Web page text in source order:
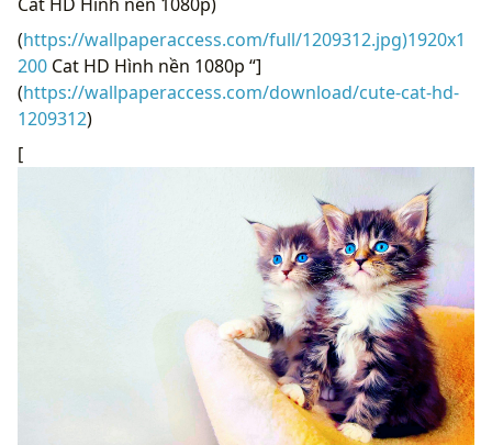
(https://wallpaperaccess.com/full/1209312.jpg)1920x1
200 Cat HD Hình nền 1080p “]
(https://wallpaperaccess.com/download/cute-cat-hd-
1209312)
[